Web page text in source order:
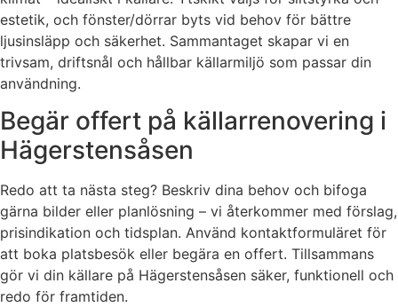
estetik, och fönster/dörrar byts vid behov för bättre
ljusinsläpp och säkerhet. Sammantaget skapar vi en
trivsam, driftsnål och hållbar källarmiljö som passar din
användning.
Begär offert på källarrenovering i
Hägerstensåsen
Redo att ta nästa steg? Beskriv dina behov och bifoga
gärna bilder eller planlösning – vi återkommer med förslag,
prisindikation och tidsplan. Använd kontaktformuläret för
att boka platsbesök eller begära en offert. Tillsammans
gör vi din källare på Hägerstensåsen säker, funktionell och
redo för framtiden.